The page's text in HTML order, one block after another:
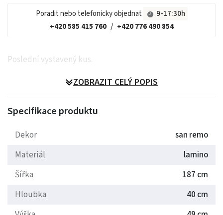
Poradit nebo telefonicky objednat
9-17:30h
+420 585 415 760 / +420 776 490 854
Poslední vystavený kus.
ZOBRAZIT CELÝ POPIS
Specifikace produktu
Dekor
san remo
Materiál
lamino
Šířka
187 cm
Hloubka
40 cm